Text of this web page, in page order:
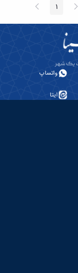
پیغام
قبلی صفحه1 صفحه
بعد
واتساپ
ایتا